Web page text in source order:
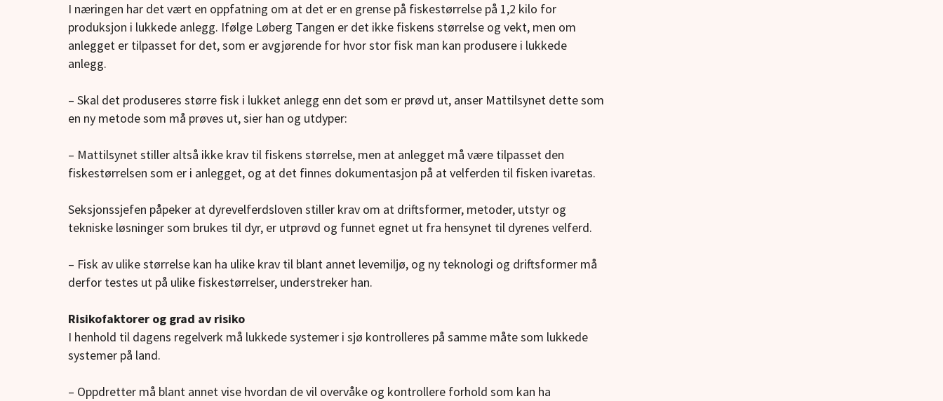
I næringen har det vært en oppfatning om at det er en grense på fiskestørrelse på 1,2 kilo for
produksjon i lukkede anlegg. Ifølge Løberg Tangen er det ikke fiskens størrelse og vekt, men om
anlegget er tilpasset for det, som er avgjørende for hvor stor fisk man kan produsere i lukkede
anlegg.
– Skal det produseres større fisk i lukket anlegg enn det som er prøvd ut, anser Mattilsynet dette som
en ny metode som må prøves ut, sier han og utdyper:
– Mattilsynet stiller altså ikke krav til fiskens størrelse, men at anlegget må være tilpasset den
fiskestørrelsen som er i anlegget, og at det finnes dokumentasjon på at velferden til fisken ivaretas.
Seksjonssjefen påpeker at dyrevelferdsloven stiller krav om at driftsformer, metoder, utstyr og
tekniske løsninger som brukes til dyr, er utprøvd og funnet egnet ut fra hensynet til dyrenes velferd.
– Fisk av ulike størrelse kan ha ulike krav til blant annet levemiljø, og ny teknologi og driftsformer må
derfor testes ut på ulike fiskestørrelser, understreker han.
Risikofaktorer og grad av risiko
I henhold til dagens regelverk må lukkede systemer i sjø kontrolleres på samme måte som lukkede
systemer på land.
– Oppdretter må blant annet vise hvordan de vil overvåke og kontrollere forhold som kan ha